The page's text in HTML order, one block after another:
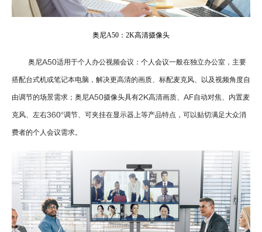
奥尼A50：2K高清摄像头
奥尼A50适用于个人办公视频会议：个人会议一般在独立办公室，主要
搭配台式机或笔记本电脑，解决更高清的画质、标配麦克风、以及视频角度自
由调节的场景需求；奥尼A50摄像头具有2K高清画质、 AF自动对焦、内置麦
克风、左右360°调节、可夹挂在显示器上等产品特点，可以贴切满足大众消
费者的个人会议需求。